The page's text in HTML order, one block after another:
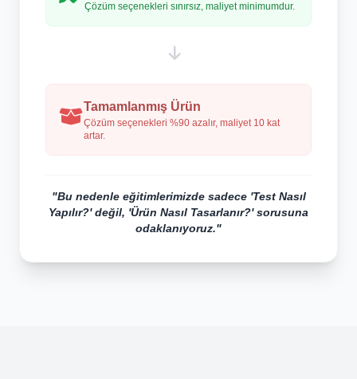
Çözüm seçenekleri sınırsız, maliyet minimumdur.
Tamamlanmış Ürün
Çözüm seçenekleri %90 azalır, maliyet 10 kat
artar.
"Bu nedenle eğitimlerimizde sadece 'Test Nasıl
Yapılır?' değil, 'Ürün Nasıl Tasarlanır?' sorusuna
odaklanıyoruz."